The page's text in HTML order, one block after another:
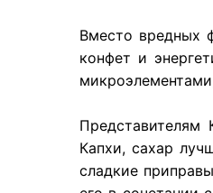
Вместо вредных
конфет и
Представителям
Капхи, сахар
сладкие